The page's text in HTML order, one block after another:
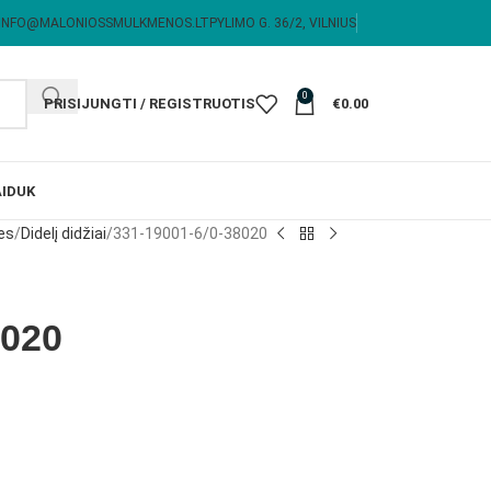
INFO@MALONIOSSMULKMENOS.LT PYLIMO G. 36/2, VILNIUS
PRISIJUNGTI / REGISTRUOTIS
0
€0.00
DUK
Didelį didžiai 331-19001-6/0-38020